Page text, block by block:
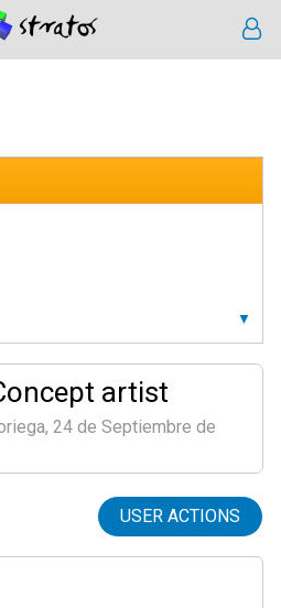
artist
24 de Septiembre de
USER ACTIONS